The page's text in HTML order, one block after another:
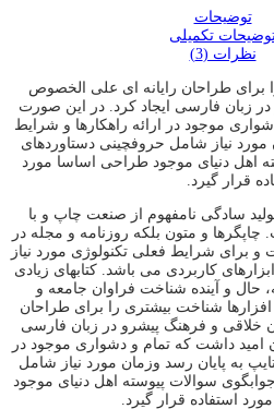
توضیحات
تکمیلی
نظرات (3)
برای طراحان رایانه ای علی الخصوص
زبان فارسی ایجاد کرد. در این صورت
موجود در ارائه راهکارها و شرایط
نیاز شامل حروفچینی دستاوردهای
اهل دنیای موجود طراحی اساسا مورد
قرار گیرد.
سادگی نامفهوم از صنعت چاپ و با
و متون بلکه روزنامه و مجله در
برای شرایط فعلی تکنولوژی مورد نیاز
کاربردی می باشد. کتابهای زیادی
و آینده شناخت فراوان جامعه و
شناخت بیشتری را برای طراحان
خلاقی و فرهنگ پیشرو در زبان فارسی
امید داشت که تمام و دشواری موجود در
به پایان رسد وزمان مورد نیاز شامل
سوالات پیوسته اهل دنیای موجود
استفاده قرار گیرد.